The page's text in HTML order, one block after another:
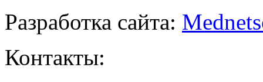
Разработка сайта:
Контакты: